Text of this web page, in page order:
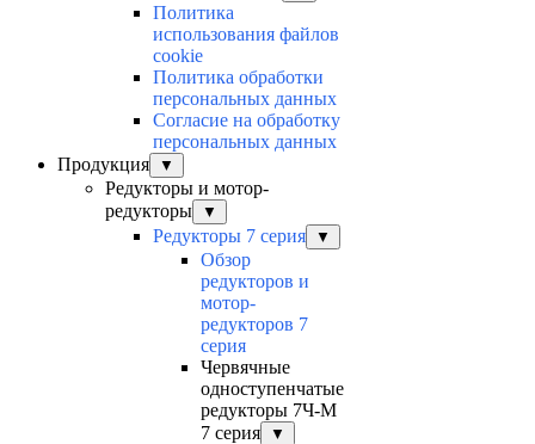
Политика
использования файлов
cookie
Политика обработки
персональных данных
Согласие на обработку
персональных данных
Продукция
▼
Редукторы и мотор-
редукторы
▼
Редукторы 7 серия ▼
Обзор
редукторов и
мотор-
редукторов 7
серия
Червячные
одноступенчатые
редукторы 7Ч-М
7 серия
▼